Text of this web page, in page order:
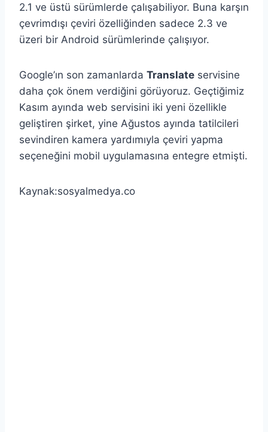
2.1 ve üstü sürümlerde çalışabiliyor. Buna karşın
çevrimdışı çeviri özelliğinden sadece 2.3 ve
üzeri bir Android sürümlerinde çalışıyor.
Google’ın son zamanlarda Translate servisine
daha çok önem verdiğini görüyoruz. Geçtiğimiz
Kasım ayında web servisini iki yeni özellikle
geliştiren şirket, yine Ağustos ayında tatilcileri
sevindiren kamera yardımıyla çeviri yapma
seçeneğini mobil uygulamasına entegre etmişti.
Kaynak:sosyalmedya.co